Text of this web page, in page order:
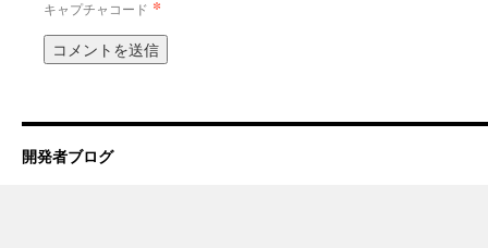
キャプチャコード *
開発者ブログ